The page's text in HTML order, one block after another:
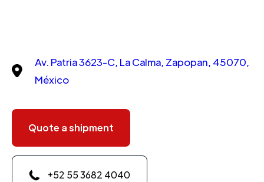
Av. Patria 3623-C, La Calma, Zapopan, 45070,
México
Quote a shipment
+52 55 3682 4040